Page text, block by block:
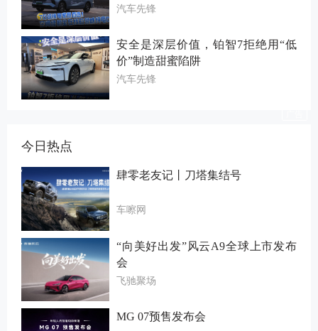
汽车先锋
安全是深层价值，铂智7拒绝用“低
价”制造甜蜜陷阱
汽车先锋
今日热点
肆零老友记丨刀塔集结号
车嚓网
“向美好出发”风云A9全球上市发布
会
飞驰聚场
MG 07预售发布会